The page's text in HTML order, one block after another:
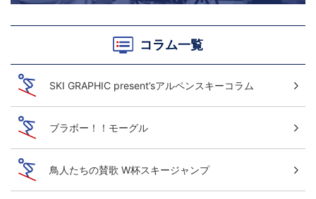
コラム一覧
SKI GRAPHIC present’sアルペンスキーコラム
ブラボー！！モーグル
鳥人たちの賛歌 W杯スキージャンプ